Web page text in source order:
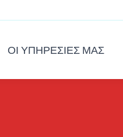
ΟΙ ΥΠΗΡΕΣΊΕΣ ΜΑΣ